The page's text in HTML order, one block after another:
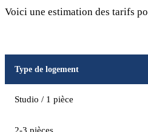
Voici une estimation des tarifs
Type de logement
Studio / 1 pièce